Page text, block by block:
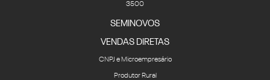
3500
SEMINOVOS
VENDAS DIRETAS
CNPJ e Microempresário
Produtor Rural